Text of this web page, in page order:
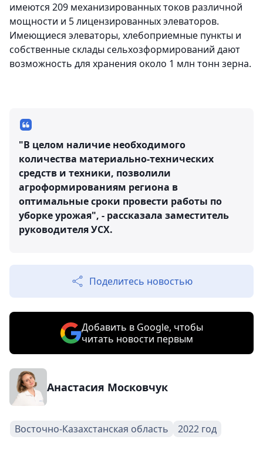
имеются 209 механизированных токов различной
мощности и 5 лицензированных элеваторов.
Имеющиеся элеваторы, хлебоприемные пункты и
собственные склады сельхозформирований дают
возможность для хранения около 1 млн тонн зерна.
"В целом наличие необходимого
количества материально-технических
средств и техники, позволили
агроформированиям региона в
оптимальные сроки провести работы по
уборке урожая", - рассказала заместитель
руководителя УСХ.
Поделитесь новостью
Добавить в Google, чтобы
читать новости первым
Анастасия Московчук
Восточно-Казахстанская область 2022 год